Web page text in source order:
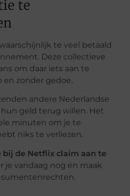
te
te veel betaald
Deze collectieve
om daar iets aan te
en zonder gedoe.
andere Nederlandse
geld terug willen. Het
minuten om je te
niks te verliezen.
bij de Netflix claim aan te
je vandaag nog en maak